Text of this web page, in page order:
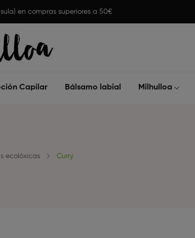
en compras superiores a 50€
Capilar Bálsamo labial Milhulloa
ecolóxicas Curry